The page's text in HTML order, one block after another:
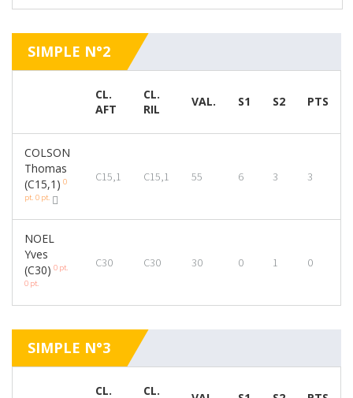
SIMPLE N°2
CL.
AFT
CL.
RIL
VAL. S1 S2 PTS
COLSON
Thomas
(C15,1) 0
pt. 0 pt.
C15,1 C15,1 55 6 3 3
NOEL
Yves
(C30) 0 pt.
0 pt.
C30 C30 30 0 1 0
SIMPLE N°3
CL.
CL.